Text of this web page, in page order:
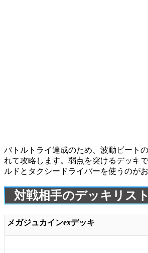
バトルトライ達成のため、波動ビート
れて攻略します。弱点を突けるデッキで
ルド と タクシードライバーを使うのが
対戦相手のデッキリスト
メガジュカインexデッキ